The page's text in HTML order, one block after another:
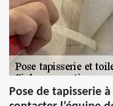
Pose de tapisserie